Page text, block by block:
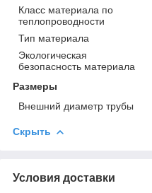
Класс материала по
теплопроводности
Тип материала
Экологическая
безопасность материала
Размеры
Внешний диаметр трубы
Скрыть
Условия доставки